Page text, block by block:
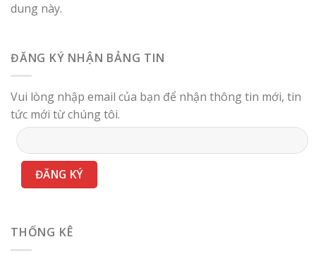
dung này.
ĐĂNG KÝ NHẬN BẢNG TIN
Vui lòng nhập email của bạn để nhận thông tin mới, tin
tức mới từ chúng tôi.
THỐNG KÊ